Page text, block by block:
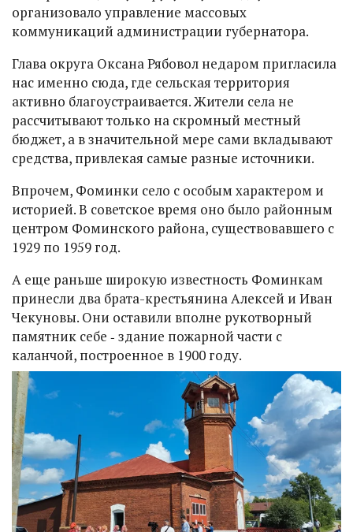
организовало управление массовых
коммуникаций администрации губернатора.
Глава округа Оксана Рябовол недаром пригласила
нас именно сюда, где сельская территория
активно благоустраивается. Жители села не
рассчитывают только на скромный местный
бюджет, а в значительной мере сами вкладывают
средства, привлекая самые разные источники.
Впрочем, Фоминки село с особым характером и
историей. В советское время оно было районным
центром Фоминского района, существовавшего с
1929 по 1959 год.
А еще раньше широкую известность Фоминкам
принесли два брата-крестьянина Алексей и Иван
Чекуновы. Они оставили вполне рукотворный
памятник себе ‑ здание пожарной части с
каланчой, построенное в 1900 году.